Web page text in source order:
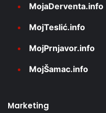
MojaDerventa.info
MojTeslić.info
MojPrnjavor.info
MojŠamac.info
Marketing